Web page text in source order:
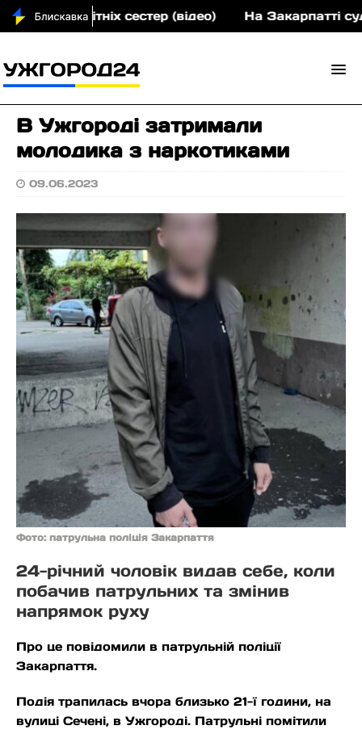
малолітніх сестер (відео) На Закарпатті
В Ужгороді затримали
молодика з наркотиками
09.06.2023
Фото: патрульна поліція Закарпаття
24-річний чоловік видав себе, коли
побачив патрульних та змінив
напрямок руху
Про це повідомили в патрульній поліції
Закарпаття.
Подія трапилась вчора близько 21-ї години, на
вулиці Сечені, в Ужгороді. Патрульні помітили